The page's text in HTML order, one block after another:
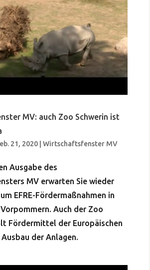
MV: auch Zoo Schwerin ist
21, 2020| Wirtschaftsfenster MV
Ausgabe des
MV erwarten Sie wieder
EFRE-Fördermaßnahmen in
Auch der Zoo
Fördermittel der Europäischen
der Anlagen.